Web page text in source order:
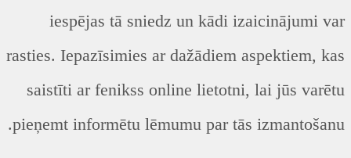
iespējas tā sniedz un kādi izaicinājumi var
rasties. Iepazīsimies ar dažādiem aspektiem, kas
saistīti ar fenikss online lietotni, lai jūs varētu
pieņemt informētu lēmumu par tās izmantošanu.